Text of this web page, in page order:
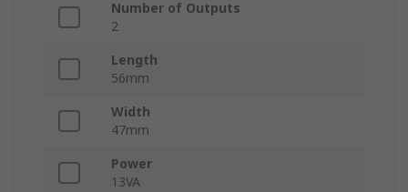
Number of Outputs
2
Length
56mm
Width
47mm
Power
13VA